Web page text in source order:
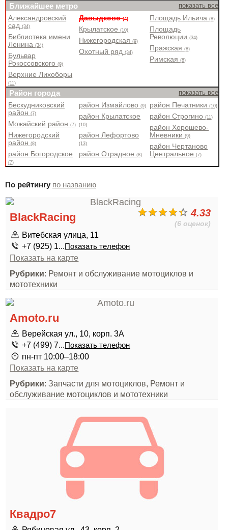
Ближайшее метро показать все
Александровский
сад(34)
Библиотека имени
Ленина(34)
Бульвар
Рокоссовского(9)
Верхние Лихоборы
(11)
Давыдково(4)
Крылатское(10)
Нижегородская(9)
Охотный ряд(34)
Площадь Ильича(8)
Площадь
Революции(34)
Пражская(8)
Римская(8)
Район города показать все
Бескудниковский
район(7)
Можайский район(7)
Нижегородский
район(8)
район Богородское
(7)
район Измайлово(9)
район Крылатское
(10)
район Лефортово
(13)
район Отрадное(8)
район Печатники(10)
район Строгино(11)
район Хорошево-
Мневники(9)
район Чертаново
Центральное(7)
По рейтингу по названию
4.33
(6 оценок)
BlackRacing
Витебская улица, 11
+7 (925) 1...Показать телефон
Показать на карте
Рубрики: Ремонт и обслуживание мотоциклов и
мототехники
Amoto.ru
Верейская ул., 10, корп. 3А
+7 (499) 7...Показать телефон
пн-пт 10:00–18:00
Показать на карте
Рубрики: Запчасти для мотоциклов, Ремонт и
обслуживание мотоциклов и мототехники
Квадро7